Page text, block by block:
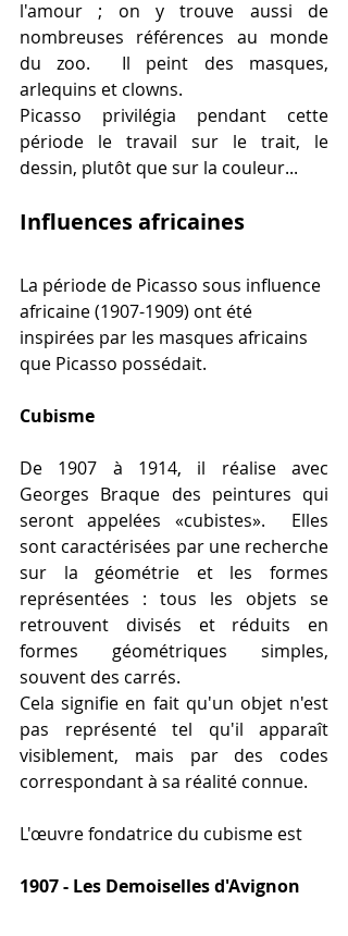
l'amour ; on y trouve aussi de
nombreuses références au monde
du zoo.  Il peint des masques,
arlequins et clowns.
Picasso privilégia pendant cette
période le travail sur le trait, le
dessin, plutôt que sur la couleur...
Influences africaines
La période de Picasso sous influence
africaine (1907-1909) ont été
inspirées par les masques africains
que Picasso possédait.
Cubisme
De 1907 à 1914, il réalise avec
Georges Braque des peintures qui
seront appelées «cubistes».  Elles
sont caractérisées par une recherche
sur la géométrie et les formes
représentées : tous les objets se
retrouvent divisés et réduits en
formes géométriques simples,
souvent des carrés.
Cela signifie en fait qu'un objet n'est
pas représenté tel qu'il apparaît
visiblement, mais par des codes
correspondant à sa réalité connue.
L'œuvre fondatrice du cubisme est
1907 - Les Demoiselles d'Avignon